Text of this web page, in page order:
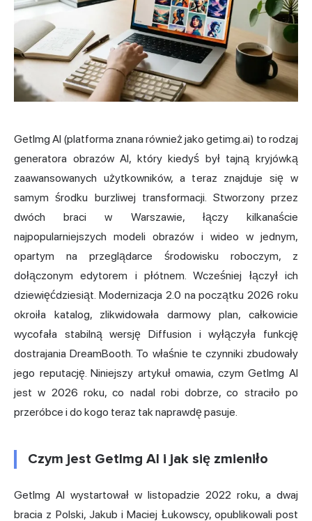
GetImg AI (platforma znana również jako getimg.ai) to rodzaj
generatora obrazów AI, który kiedyś był tajną kryjówką
zaawansowanych użytkowników, a teraz znajduje się w
samym środku burzliwej transformacji. Stworzony przez
dwóch braci w Warszawie, łączy kilkanaście
najpopularniejszych modeli obrazów i wideo w jednym,
opartym na przeglądarce środowisku roboczym, z
dołączonym edytorem i płótnem. Wcześniej łączył ich
dziewięćdziesiąt. Modernizacja 2.0 na początku 2026 roku
okroiła katalog, zlikwidowała darmowy plan, całkowicie
wycofała stabilną wersję Diffusion i wyłączyła funkcję
dostrajania DreamBooth. To właśnie te czynniki zbudowały
jego reputację. Niniejszy artykuł omawia, czym GetImg AI
jest w 2026 roku, co nadal robi dobrze, co straciło po
przeróbce i do kogo teraz tak naprawdę pasuje.
Czym jest GetImg AI i jak się zmieniło
GetImg AI wystartował w listopadzie 2022 roku, a dwaj
bracia z Polski, Jakub i Maciej Łukowscy, opublikowali post